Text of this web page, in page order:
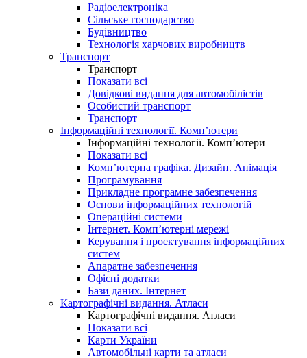
Радіоелектроніка
Сільське господарство
Будівництво
Технологія харчових виробництв
Транспорт
Транспорт
Показати всі
Довідкові видання для автомобілістів
Особистий транспорт
Транспорт
Інформаційні технології. Комп’ютери
Інформаційні технології. Комп’ютери
Показати всі
Комп’ютерна графіка. Дизайн. Анімація
Програмування
Прикладне програмне забезпечення
Основи інформаційних технологій
Операційні системи
Інтернет. Комп’ютерні мережі
Керування і проектування інформаційних
систем
Апаратне забезпечення
Офісні додатки
Бази даних. Інтернет
Картографічні видання. Атласи
Картографічні видання. Атласи
Показати всі
Карти України
Автомобільні карти та атласи